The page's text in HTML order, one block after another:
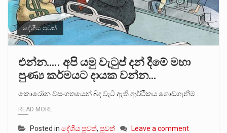
දේශීය පුවත්
එන්න….. අපි යමු වැටුප් දන් දීමේ මහා
පුණ්‍ය කර්මයට දායක වන්න…
කොරෝන වසංගතයෙන් බිඳ වැටී ඇති ආර්ථිකය ගොඩගැනීම…
READ MORE
Posted in දේශීය පුවත්, පුවත් Leave a comment